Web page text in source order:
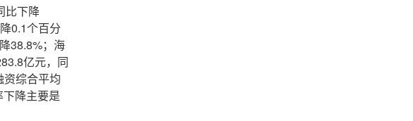
比下降
0.1个百分
38.8%；海
亿元，同
综合平均
降主要是